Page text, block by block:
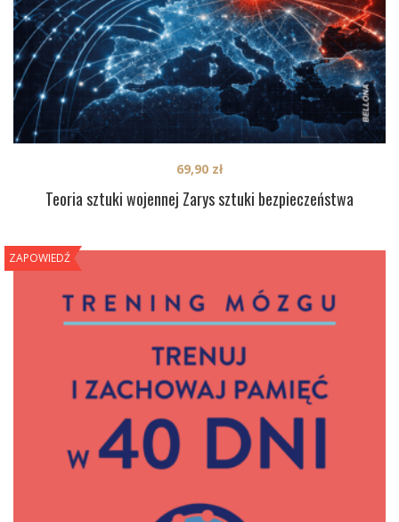
Teoria sztuki wojennej Zarys sztuki bezpieczeństwa
69,90 zł
ZAPOWIEDŹ